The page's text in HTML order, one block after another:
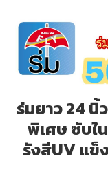
ร่มยาว 24 นิ้
พิเศษ ซับใ
รังสีUV แข็